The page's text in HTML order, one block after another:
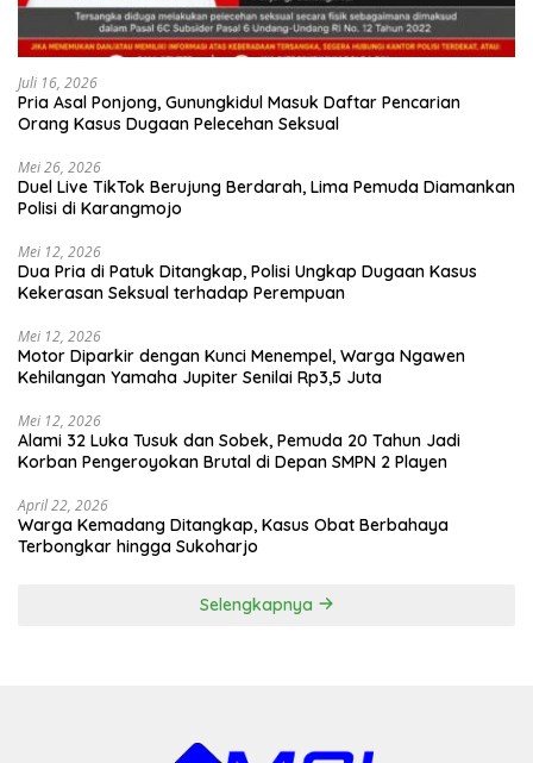
Juli 16, 2026
Pria Asal Ponjong, Gunungkidul Masuk Daftar Pencarian
Orang Kasus Dugaan Pelecehan Seksual
Mei 26, 2026
Duel Live TikTok Berujung Berdarah, Lima Pemuda Diamankan
Polisi di Karangmojo
Mei 12, 2026
Dua Pria di Patuk Ditangkap, Polisi Ungkap Dugaan Kasus
Kekerasan Seksual terhadap Perempuan
Mei 12, 2026
Motor Diparkir dengan Kunci Menempel, Warga Ngawen
Kehilangan Yamaha Jupiter Senilai Rp3,5 Juta
Mei 12, 2026
Alami 32 Luka Tusuk dan Sobek, Pemuda 20 Tahun Jadi
Korban Pengeroyokan Brutal di Depan SMPN 2 Playen
April 22, 2026
Warga Kemadang Ditangkap, Kasus Obat Berbahaya
Terbongkar hingga Sukoharjo
Selengkapnya